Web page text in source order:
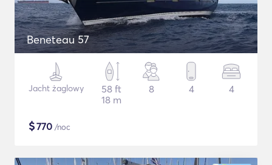
Beneteau 57
Jacht żaglowy
58 ft
18 m
8 4 4
$770 /noc